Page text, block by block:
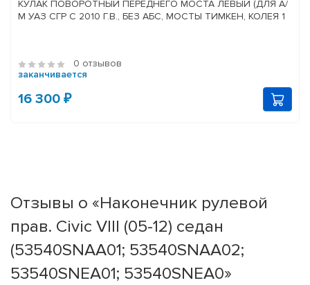
КУЛАК ПОВОРОТНЫЙ ПЕРЕДНЕГО МОСТА ЛЕВЫЙ (ДЛЯ А/
М УАЗ СГР С 2010 Г.В., БЕЗ АБС, МОСТЫ ТИМКЕН, КОЛЕЯ 1
0 отзывов
заканчивается
16 300 ₽
Отзывы о «Наконечник рулевой
прав. Civic VIII (05-12) седан
(53540SNAA01; 53540SNAA02;
53540SNEA01; 53540SNEA0»